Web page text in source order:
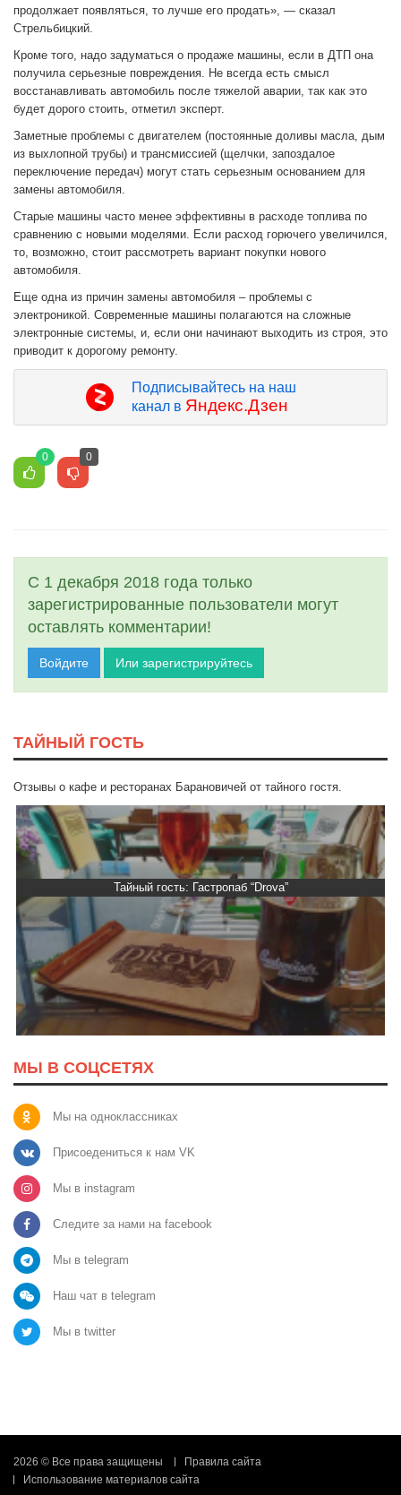
продолжает появляться, то лучше его продать», — сказал
Стрельбицкий.
Кроме того, надо задуматься о продаже машины, если в ДТП она
получила серьезные повреждения. Не всегда есть смысл
восстанавливать автомобиль после тяжелой аварии, так как это
будет дорого стоить, отметил эксперт.
Заметные проблемы с двигателем (постоянные доливы масла, дым
из выхлопной трубы) и трансмиссией (щелчки, запоздалое
переключение передач) могут стать серьезным основанием для
замены автомобиля.
Старые машины часто менее эффективны в расходе топлива по
сравнению с новыми моделями. Если расход горючего увеличился,
то, возможно, стоит рассмотреть вариант покупки нового
автомобиля.
Еще одна из причин замены автомобиля – проблемы с
электроникой. Современные машины полагаются на сложные
электронные системы, и, если они начинают выходить из строя, это
приводит к дорогому ремонту.
Подписывайтесь на наш
канал в Яндекс.Дзен
0 0
С 1 декабря 2018 года только
зарегистрированные пользователи могут
оставлять комментарии!
Войдите Или зарегистрируйтесь
ТАЙНЫЙ ГОСТЬ
Отзывы о кафе и ресторанах Барановичей от тайного гостя.
Тайный гость: ресторан «Пиросмани»
МЫ В СОЦСЕТЯХ
Мы на одноклассниках
Присоедениться к нам VK
Мы в instagram
Следите за нами на facebook
Мы в telegram
Наш чат в telegram
Мы в twitter
2026 © Все права защищены
Правила сайта
Использование материалов сайта